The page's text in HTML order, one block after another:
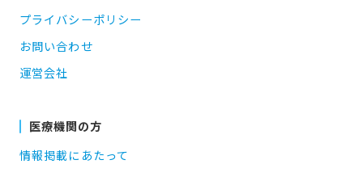
プライバシーポリシー
お問い合わせ
運営会社
医療機関の方
情報掲載にあたって